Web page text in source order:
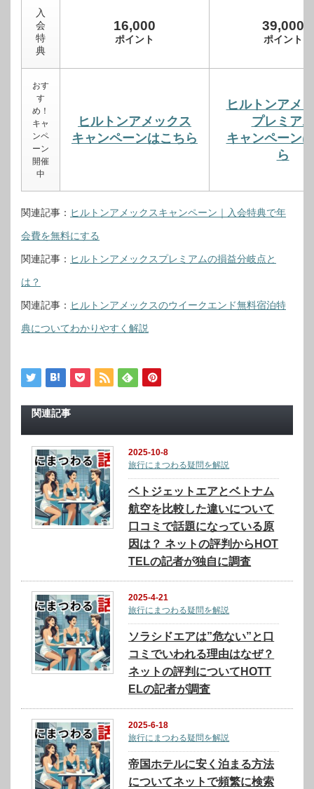
入
会
特
典
16,000
ポイント
39,000
ポイント
おす
す
め！
キャ
ンペ
ーン
開催
中
ヒルトンアメックス
キャンペーンはこちら
ヒルトンアメ
プレミアム
キャンペーン
ら
関連記事： ヒルトンアメックスキャンペーン｜入会特典で年
会費を無料にする
関連記事： ヒルトンアメックスプレミアムの損益分岐点と
は？
関連記事： ヒルトンアメックスのウイークエンド無料宿泊特
典についてわかりやすく解説
関連記事
2025-10-8
旅行にまつわる疑問を解説
ベトジェットエアとベトナム
航空を比較した違いについて
口コミで話題になっている原
因は？ ネットの評判からHOT
TELの記者が独自に調査
2025-4-21
旅行にまつわる疑問を解説
ソラシドエアは”危ない”と口
コミでいわれる理由はなぜ？
ネットの評判についてHOTT
ELの記者が調査
2025-6-18
旅行にまつわる疑問を解説
帝国ホテルに安く泊まる方法
についてネットで頻繁に検索